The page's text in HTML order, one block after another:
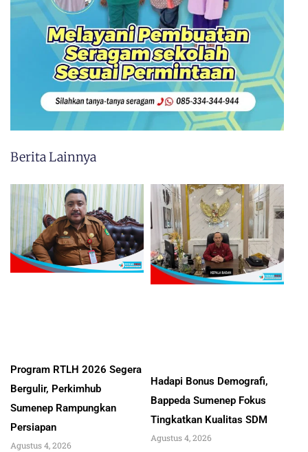
Berita Lainnya
Program RTLH 2026 Segera
Bergulir, Perkimhub
Sumenep Rampungkan
Persiapan
Agustus 4, 2026
Hadapi Bonus Demografi,
Bappeda Sumenep Fokus
Tingkatkan Kualitas SDM
Agustus 4, 2026